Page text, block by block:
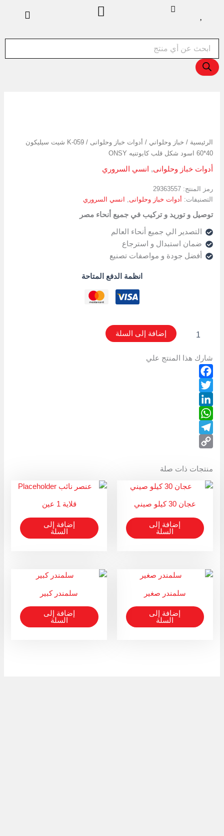
search
الرئيسية / خباز وحلواني / أدوات خباز وحلوانى
/ K-059 شيت سيليكون
40*60 اسود شكل قلب كابوتنيه ONSY
أدوات خباز وحلوانى, انسي السروري
رمز المنتج:29363557
التصنيفات: أدوات خباز وحلوانى, انسي السروري
توصيل و توريد و تركيب في جميع أنحاء مصر
التصدير الي جميع أنحاء العالم
ضمان استبدال و استرجاع
أفضل جودة و مواصفات تصنيع
انظمة الدفع المتاحة
سيليكون
40*60
اسود
قلب
كابوتنيه
إضافة إلى السلة
شارك هذا المنتج علي
Facebook
Twitter
LinkedIn
WhatsApp
Telegram
Link
منتجات ذات صلة
عجان 30 كيلو صيني
إضافة إلى
السلة
قلاية 1 عين
إضافة إلى
السلة
سلمندر صغير
إضافة إلى
السلة
سلمندر كبير
إضافة إلى
السلة